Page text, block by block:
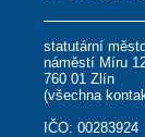
statutární
náměstí Míru
760 01 Zlín
(všechna
IČO: 00283924